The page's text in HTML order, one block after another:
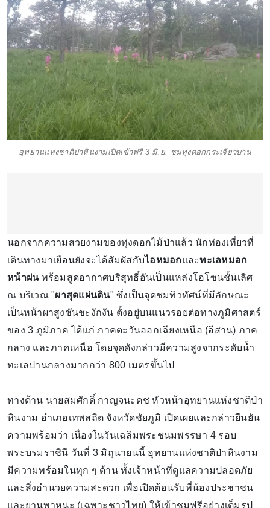
อุทยานแห่งชาติป่าหินงามเปิดเข้าฟรี 3 มิ.ย. ชมทุ่งดอกกระเจียวบาน
นอกจากความสวยงามของทุ่งดอกไม้ป่าแล้ว นักท่องเที่ยวที่
เดินทางมาเยือนยังจะได้สัมผัสกับไอหมอกและทะเลหมอก
หน้าฝนพร้อมสูดอากาศบริสุทธิ์อันเป็นแหล่งโอโซนชั้นเลิศ
ณ บริเวณ "ผาสุดแผ่นดิน" ซึ่งเป็นจุดชมทิวทัศน์ที่มีลักษณะ
เป็นหน้าผาสูงชันชะงักงัน ตั้งอยู่บนแนวรอยต่อทางภูมิศาสตร์
ของ 3 ภูมิภาค ได้แก่ ภาคตะวันออกเฉียงเหนือ (อีสาน) ภาค
กลาง และภาคเหนือ โดยจุดดังกล่าวมีความสูงจากระดับน้ำ
ทะเลปานกลางมากกว่า 800 เมตรขึ้นไป
ทางด้าน นายสมศักดิ์ กาญจนะคช หัวหน้าอุทยานแห่งชาติป่า
หินงาม อำเภอเทพสถิต จังหวัดชัยภูมิ เปิดเผยและกล่าวยืนยัน
ความพร้อมว่า เนื่องในวันเฉลิมพระชนมพรรษา 4 รอบ
พระบรมราชินี วันที่ 3 มิถุนายนนี้ อุทยานแห่งชาติป่าหินงาม
มีความพร้อมในทุก ๆ ด้าน ทั้งเจ้าหน้าที่ดูแลความปลอดภัย
และสิ่งอำนวยความสะดวก เพื่อเปิดต้อนรับพี่น้องประชาชน
และยานพาหนะ (เฉพาะชาวไทย) ให้เข้าชมฟรีอย่างเต็มรูป